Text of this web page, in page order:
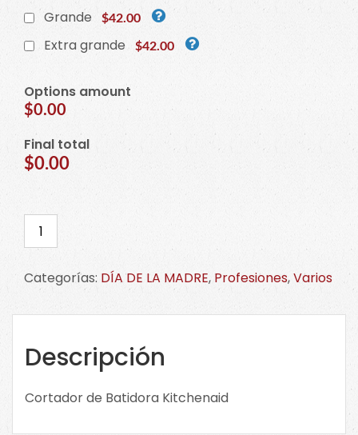
Grande $42.00
Extra grande $42.00
Options amount
$0.00
Final total
$0.00
Cortador
de
Kitcheaid.
en
la
imagen
Categorías: DÍA DE LA MADRE, Profesiones,Varios
Descripción
Cortador de Batidora Kitchenaid